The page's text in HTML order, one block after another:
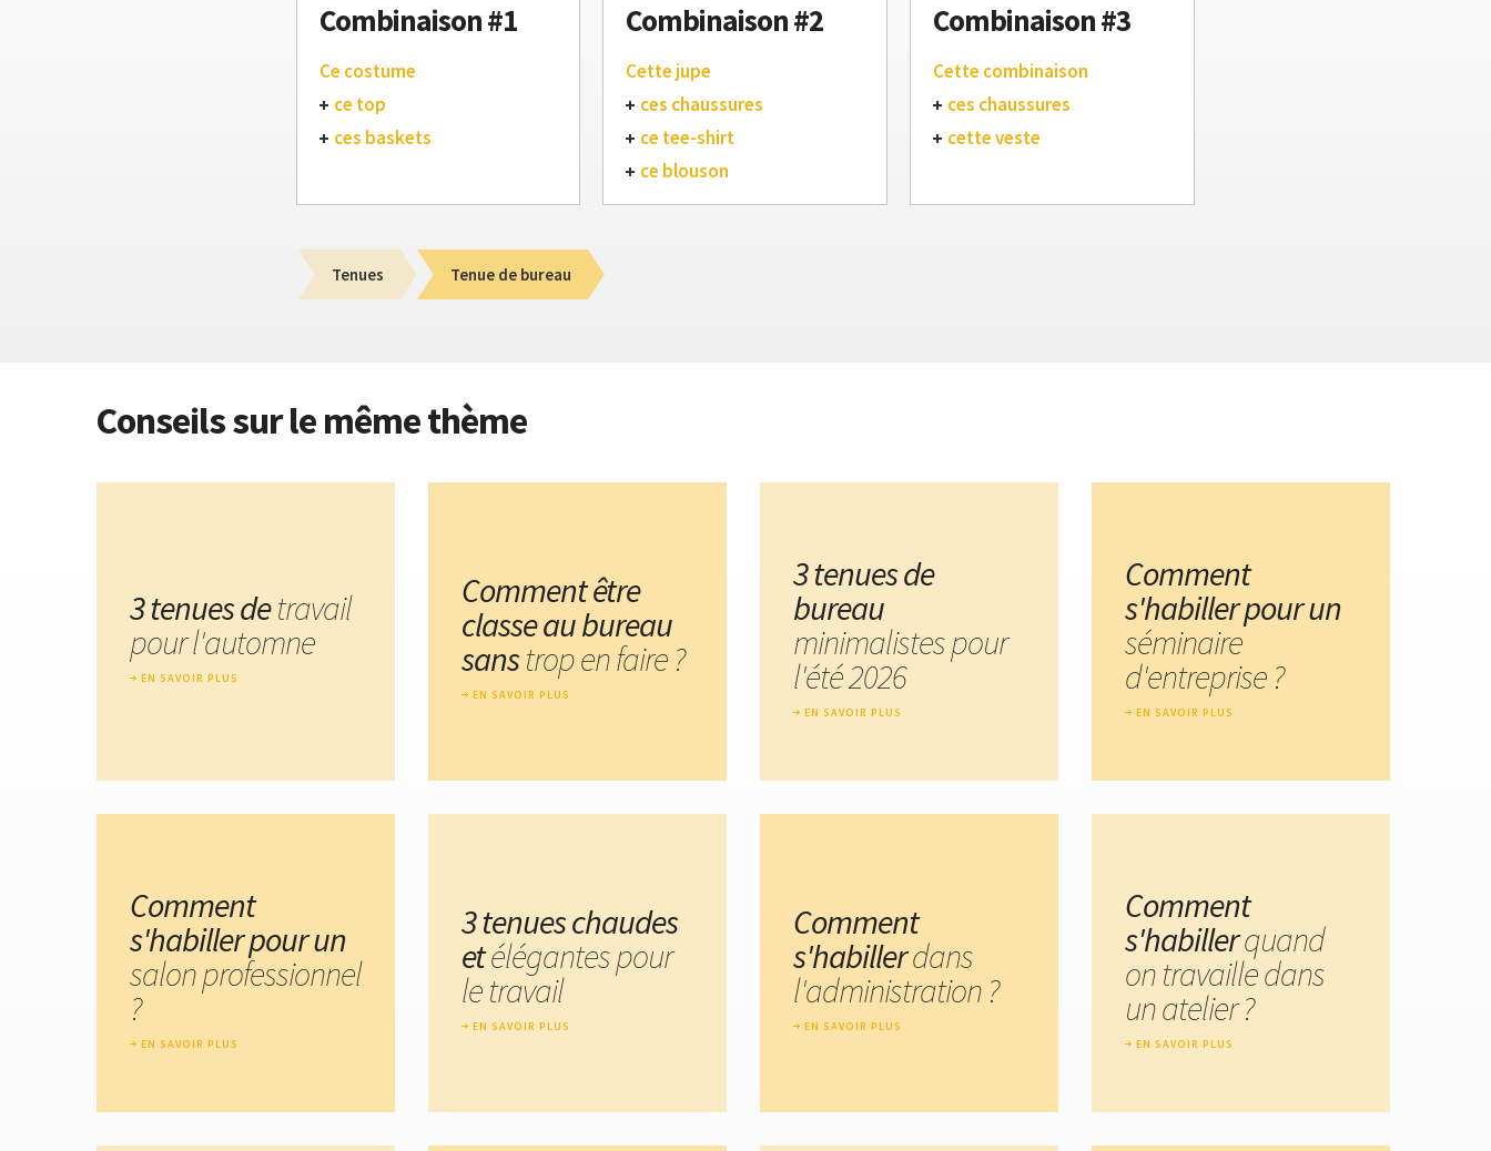
Combinaison #1
Ce costume
ce top
ces baskets
Combinaison #2
Cette jupe
ces chaussures
ce tee-shirt
ce blouson
Combinaison #3
Cette combinaison
ces chaussures
cette veste
Tenues Tenue de bureau
Conseils sur le même thème
3 tenues detravail
pour l'automne
EN SAVOIR PLUS
Comment être
classe au bureau
sanstrop en faire ?
EN SAVOIR PLUS
3 tenues de
bureau
minimalistes pour
l'été 2026
EN SAVOIR PLUS
Comment
s'habiller pour un
séminaire
d'entreprise ?
EN SAVOIR PLUS
Comment
s'habiller pour un
salon professionnel
?
EN SAVOIR PLUS
3 tenues chaudes
etélégantes pour
le travail
EN SAVOIR PLUS
Comment
s'habillerdans
l'administration ?
EN SAVOIR PLUS
Comment
s'habillerquand
on travaille dans
un atelier ?
EN SAVOIR PLUS